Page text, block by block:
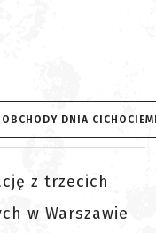
DNIA
z trzecich
w Warszawie